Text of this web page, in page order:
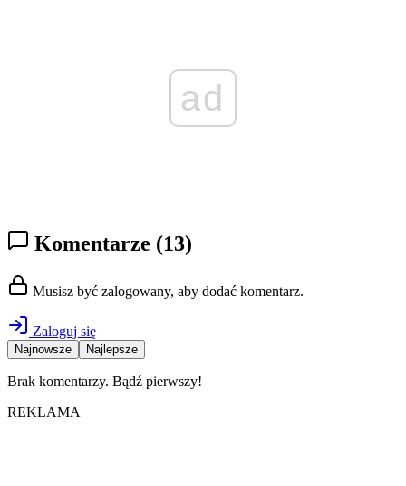
ad
Komentarze (13)
Musisz być zalogowany, aby dodać komentarz.
Zaloguj się
Najnowsze Najlepsze
Brak komentarzy. Bądź pierwszy!
REKLAMA